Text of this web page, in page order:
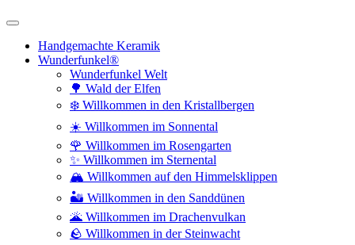
Handgemachte Keramik
Wunderfunkel®
Wunderfunkel Welt
🌳 Wald der Elfen
❄️ Willkommen in den Kristallbergen
☀️ Willkommen im Sonnental
🌹 Willkommen im Rosengarten
✨ Willkommen im Sternental
🏔️ Willkommen auf den Himmelsklippen
🏜️ Willkommen in den Sanddünen
🌋 Willkommen im Drachenvulkan
🪨 Willkommen in der Steinwacht